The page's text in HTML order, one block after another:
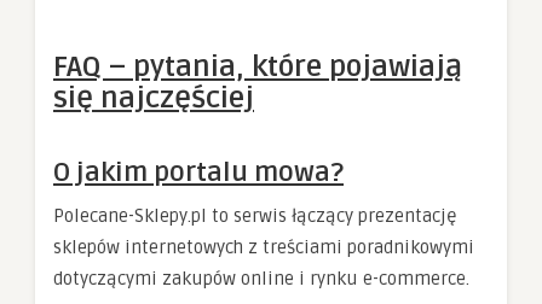
FAQ – pytania, które pojawiają
się najczęściej
O jakim portalu mowa?
Polecane-Sklepy.pl to serwis łączący prezentację
sklepów internetowych z treściami poradnikowymi
dotyczącymi zakupów online i rynku e-commerce.